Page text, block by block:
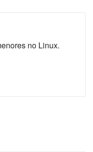
no Linux.